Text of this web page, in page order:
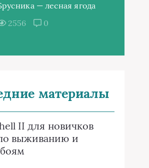
— лесная ягода
2556
0
материалы
II для новичков
выживанию и